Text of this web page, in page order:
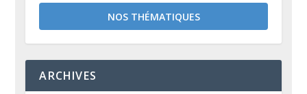
NOS THÉMATIQUES
ARCHIVES